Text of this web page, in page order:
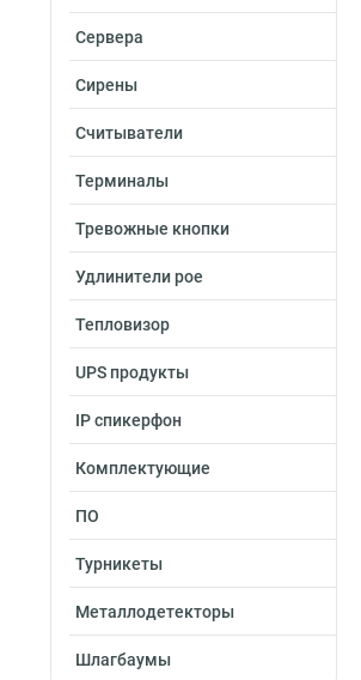
Сервера
Сирены
Считыватели
Терминалы
Тревожные кнопки
Удлинители poe
Тепловизор
UPS продукты
IP спикерфон
Комплектующие
ПО
Турникеты
Металлодетекторы
Шлагбаумы